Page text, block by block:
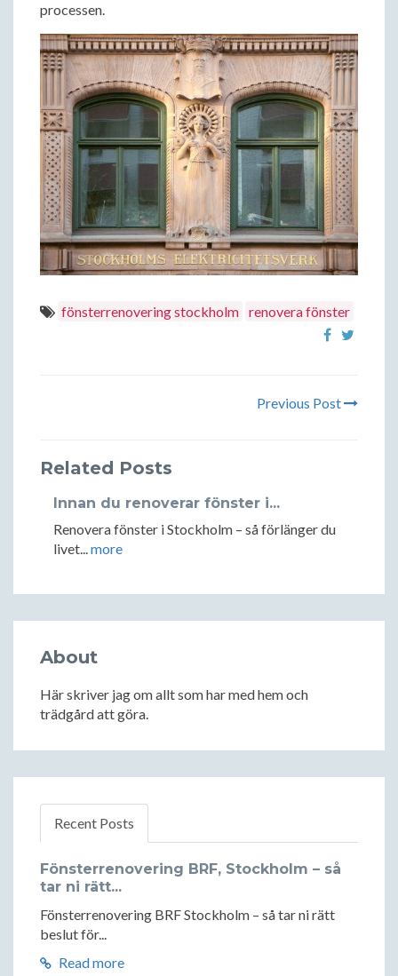
processen.
fönsterrenovering stockholm renovera fönster
Previous Post
Related Posts
Innan du renoverar fönster i...
Renovera fönster i Stockholm – så förlänger du
livet...more
About
Här skriver jag om allt som har med hem och
trädgård att göra.
Recent Posts
Fönsterrenovering BRF, Stockholm – så
tar ni rätt...
Fönsterrenovering BRF Stockholm – så tar ni rätt
beslut för...
Read more